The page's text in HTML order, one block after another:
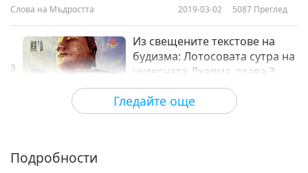
Гледайте още
Слова на Мъдростта 2019-03-02 5087 Преглед
3
Из свещените текстове на
будизма: Лотосовата сутра на
чудесната Дхарма, глава 3,
част 3 от 8
Слова на Мъдростта 2019-03-25 5030
4Подробности